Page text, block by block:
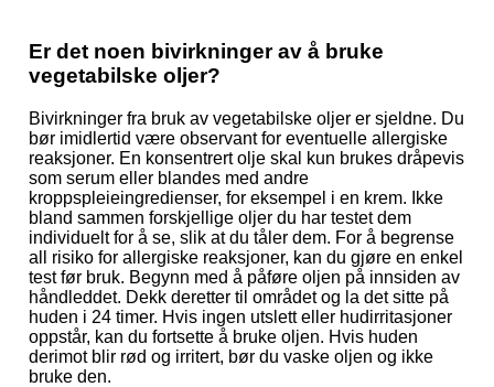
Er det noen bivirkninger av å bruke
vegetabilske oljer?
Bivirkninger fra bruk av vegetabilske oljer er sjeldne. Du
bør imidlertid være observant for eventuelle allergiske
reaksjoner. En konsentrert olje skal kun brukes dråpevis
som serum eller blandes med andre
kroppspleieingredienser, for eksempel i en krem. Ikke
bland sammen forskjellige oljer du har testet dem
individuelt for å se, slik at du tåler dem. For å begrense
all risiko for allergiske reaksjoner, kan du gjøre en enkel
test før bruk. Begynn med å påføre oljen på innsiden av
håndleddet. Dekk deretter til området og la det sitte på
huden i 24 timer. Hvis ingen utslett eller hudirritasjoner
oppstår, kan du fortsette å bruke oljen. Hvis huden
derimot blir rød og irritert, bør du vaske oljen og ikke
bruke den.